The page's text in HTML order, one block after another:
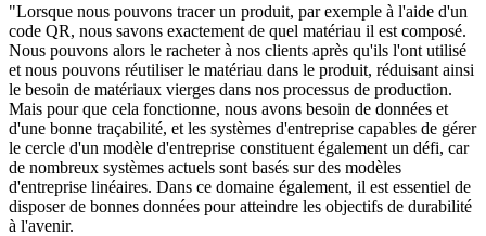
"Lorsque nous pouvons tracer un produit, par exemple à l'aide d'un
code QR, nous savons exactement de quel matériau il est composé.
Nous pouvons alors le racheter à nos clients après qu'ils l'ont utilisé
et nous pouvons réutiliser le matériau dans le produit, réduisant ainsi
le besoin de matériaux vierges dans nos processus de production.
Mais pour que cela fonctionne, nous avons besoin de données et
d'une bonne traçabilité, et les systèmes d'entreprise capables de gérer
le cercle d'un modèle d'entreprise constituent également un défi, car
de nombreux systèmes actuels sont basés sur des modèles
d'entreprise linéaires. Dans ce domaine également, il est essentiel de
disposer de bonnes données pour atteindre les objectifs de durabilité
à l'avenir.